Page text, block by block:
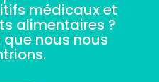
médicaux et
alimentaires ?
nous nous